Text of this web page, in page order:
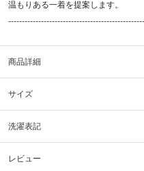
温もりある一着を提案します。
商品詳細
サイズ
洗濯表記
レビュー